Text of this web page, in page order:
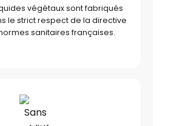
végétaux sont fabriqués
le strict respect de la directive
sanitaires françaises.